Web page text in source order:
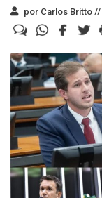
por Carlos Britto //